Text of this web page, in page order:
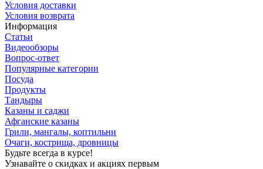
Условия доставки
Условия возврата
Информация
Статьи
Видеообзоры
Вопрос-ответ
Популярные категории
Посуда
Продукты
Тандыры
Казаны и саджи
Афганские казаны
Грили, мангалы, коптильни
Очаги, кострища, дровницы
Будьте всегда в курсе!
Узнавайте о скидках и акциях первым